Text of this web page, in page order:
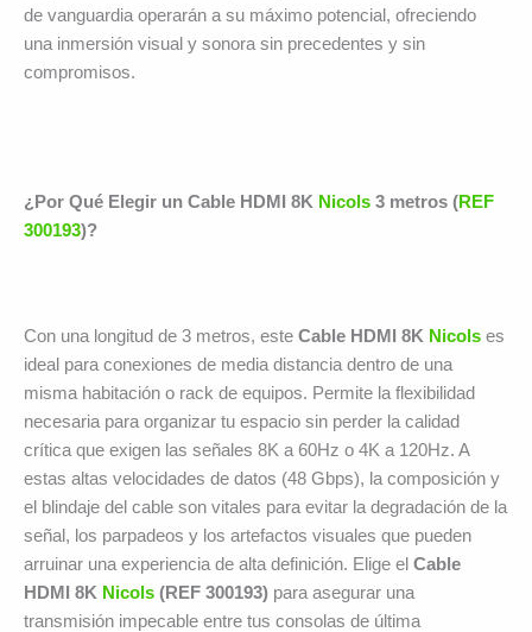
de vanguardia operarán a su máximo potencial, ofreciendo
una inmersión visual y sonora sin precedentes y sin
compromisos.
¿Por Qué Elegir un Cable HDMI 8K Nicols 3 metros (REF
300193)?
Con una longitud de 3 metros, este Cable HDMI 8K Nicols es
ideal para conexiones de media distancia dentro de una
misma habitación o rack de equipos. Permite la flexibilidad
necesaria para organizar tu espacio sin perder la calidad
crítica que exigen las señales 8K a 60Hz o 4K a 120Hz. A
estas altas velocidades de datos (48 Gbps), la composición y
el blindaje del cable son vitales para evitar la degradación de la
señal, los parpadeos y los artefactos visuales que pueden
arruinar una experiencia de alta definición. Elige el Cable
HDMI 8K Nicols (REF 300193) para asegurar una
transmisión impecable entre tus consolas de última